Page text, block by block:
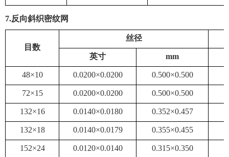
7.反向斜织密纹网
目数
丝径
英寸 mm
48×10 0.0200×0.0200 0.500×0.500
72×15 0.0200×0.0200 0.500×0.500
132×16 0.0140×0.0180 0.352×0.457
132×18 0.0140×0.0179 0.355×0.455
152×24 0.0120×0.0140 0.315×0.350